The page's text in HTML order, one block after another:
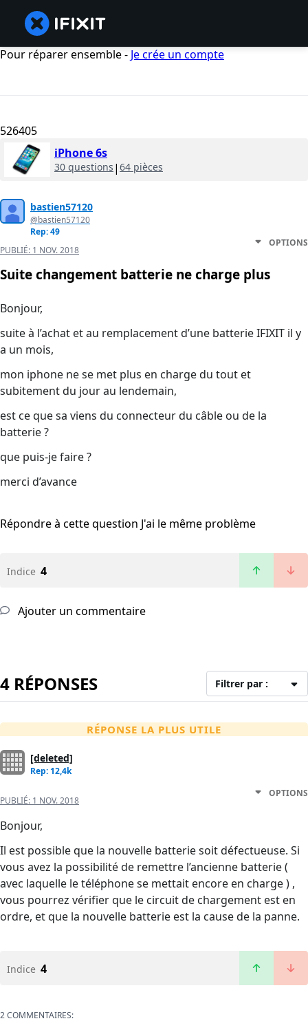
Pour réparer ensemble - Je crée un compte
526405
iPhone 6s
30 questions | 64 pièces
bastien57120
@bastien57120
Rep: 49
PUBLIÉ: 1 NOV. 2018
OPTIONS
Suite changement batterie ne charge plus
Bonjour,
suite à l’achat et au remplacement d’une batterie IFIXIT il y
a un mois,
mon iphone ne se met plus en charge du tout et
subitement du jour au lendemain,
est ce que sa viens du connecteur du câble ou de la
batterie ?
que puis-je faire ?
merci d’avance
Répondre à cette question J'ai le même problème
Indice 4
Ajouter un commentaire
4 RÉPONSES Filtrer par :
RÉPONSE LA PLUS UTILE
[deleted]
Rep: 12,4k
PUBLIÉ: 1 NOV. 2018
OPTIONS
Bonjour,
Il est possible que la nouvelle batterie soit défectueuse. Si
vous avez la possibilité de remettre l’ancienne batterie (
avec laquelle le téléphone se mettait encore en charge ) ,
vous pourrez vérifier que le circuit de chargement est en
ordre, et que la nouvelle batterie est la cause de la panne.
Indice 4
2 COMMENTAIRES: